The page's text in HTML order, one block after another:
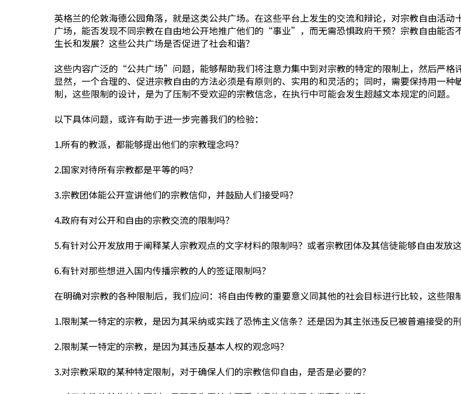
英格兰的伦敦海德公园角落，就是这类公共广场。在这些平台上发生的交流和辩论，对宗教自由活
广场，能否发现不同宗教在自由地公开地推广他们的“事业”，而无需恐惧政府干预？宗教自由能否
生长和发展？这些公共广场是否促进了社会和谐？
这些内容广泛的“公共广场”问题，能够帮助我们将注意力集中到对宗教的特定的限制上，然后严格
显然，一个合理的、促进宗教自由的方法必须是有原则的、实用的和灵活的；同时，需要保持用一
制，这些限制的设计，是为了压制不受欢迎的宗教信念，在执行中可能会发生超越文本规定的问题。
以下具体问题，或许有助于进一步完善我们的检验：
1.所有的教派，都能够提出他们的宗教理念吗？
2.国家对待所有宗教都是平等的吗？
3.宗教团体能公开宣讲他们的宗教信仰，并鼓励人们接受吗？
4.政府有对公开和自由的宗教交流的限制吗？
5.有针对公开发放用于阐释某人宗教观点的文字材料的限制吗？或者宗教团体及其信徒能够自由发放这
6.有针对那些想进入国内传播宗教的人的签证限制吗？
在明确对宗教的各种限制后，我们应问：将自由传教的重要意义同其他的社会目标进行比较，这些限
1.限制某一特定的宗教，是因为其采纳或实践了恐怖主义信条？还是因为其主张违反已被普遍接受的刑
2.限制某一特定的宗教，是因为其违反基本人权的观念吗？
3.对宗教采取的某种特定限制，对于确保人们的宗教信仰自由，是否是必要的？